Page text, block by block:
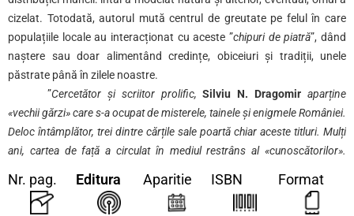
cizelat. Totodată, autorul mută centrul de greutate pe felul în care
populațiile locale au interacționat cu aceste ”chipuri de piatră”, dând
naștere sau doar alimentând credințe, obiceiuri și tradiții, unele
păstrate până în zilele noastre.
”Cercetător și scriitor prolific,Silviu N. Dragomir aparține
«vechii gărzi»care s-a ocupat de misterele, tainele și enigmele României.
Deloc întâmplător, trei dintre cărțile sale poartă chiar aceste titluri. Mulți
ani, cartea de față a circulat în mediul restrâns al «cunoscătorilor».
Dr. Emil Străinu.
Nr. pag. Editura Aparitie ISBN Format